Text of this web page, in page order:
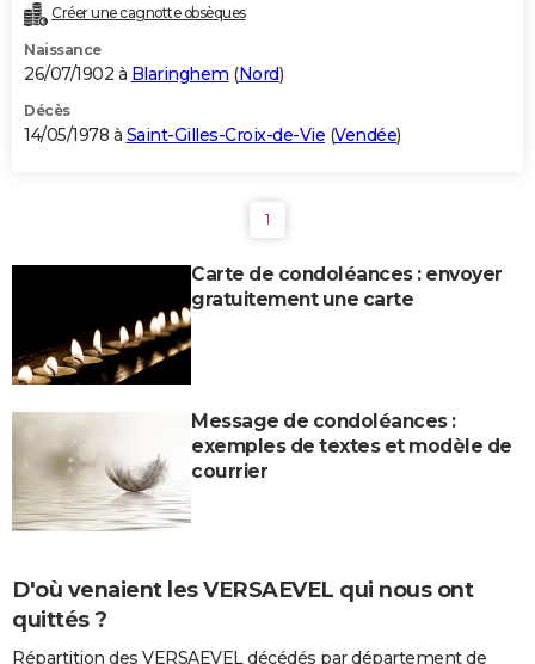
Créer une cagnotte obsèques
Naissance
26/07/1902 à Blaringhem (Nord)
Décès
14/05/1978 à Saint-Gilles-Croix-de-Vie (Vendée)
1
Carte de condoléances : envoyer
gratuitement une carte
Message de condoléances :
exemples de textes et modèle de
courrier
D'où venaient les VERSAEVEL qui nous ont
quittés ?
Répartition des VERSAEVEL décédés par département de